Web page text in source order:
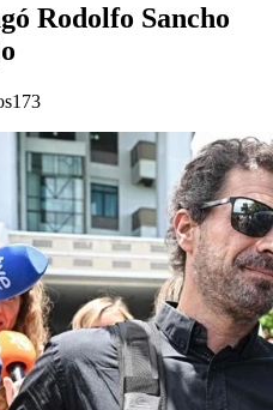
Rodolfo Sancho
173